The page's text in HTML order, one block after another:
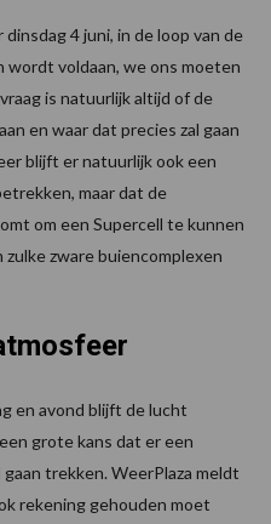
4 juni, in de loop van de
wordt voldaan, we ons moeten
is natuurlijk altijd of de
en waar dat precies zal gaan
blijft er natuurlijk ook een
maar dat de
om een Supercell te kunnen
zware buiencomplexen
en avond blijft de lucht
grote kans dat er een
trekken. WeerPlaza meldt
rekening gehouden moet